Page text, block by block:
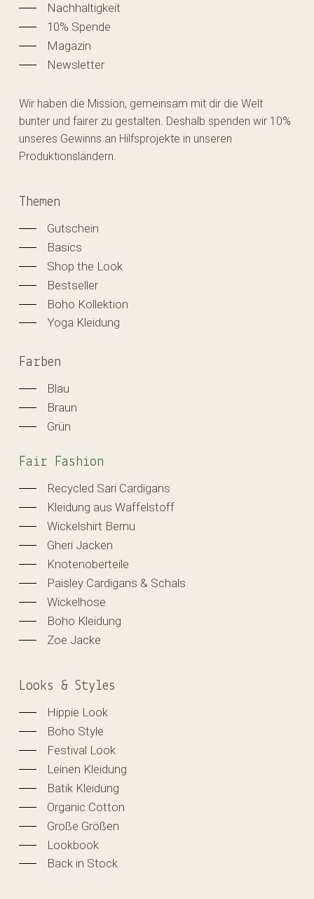
Nachhaltigkeit
10% Spende
Magazin
Newsletter
Wir haben die Mission, gemeinsam mit dir die Welt
bunter und fairer zu gestalten. Deshalb spenden wir 10%
unseres Gewinns an Hilfsprojekte in unseren
Produktionsländern.
Themen
Gutschein
Basics
Shop the Look
Bestseller
Boho Kollektion
Yoga Kleidung
Farben
Blau
Braun
Grün
Fair Fashion
Recycled Sari Cardigans
Kleidung aus Waffelstoff
Wickelshirt Bernu
Gheri Jacken
Knotenoberteile
Paisley Cardigans & Schals
Wickelhose
Boho Kleidung
Zoe Jacke
Looks & Styles
Hippie Look
Boho Style
Festival Look
Leinen Kleidung
Batik Kleidung
Organic Cotton
Große Größen
Lookbook
Back in Stock